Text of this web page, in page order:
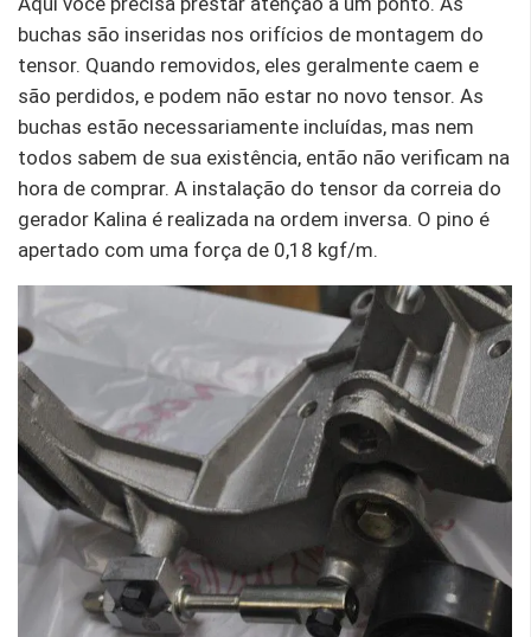
buchas são inseridas nos orifícios de montagem do
tensor. Quando removidos, eles geralmente caem e
são perdidos, e podem não estar no novo tensor. As
buchas estão necessariamente incluídas, mas nem
todos sabem de sua existência, então não verificam na
hora de comprar. A instalação do tensor da correia do
gerador Kalina é realizada na ordem inversa. O pino é
apertado com uma força de 0,18 kgf/m.